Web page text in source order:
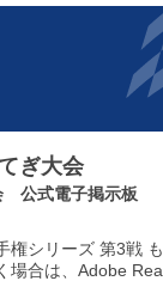
ぎ大会
公式電子掲示板
シリーズ 第3戦
合は、Adobe